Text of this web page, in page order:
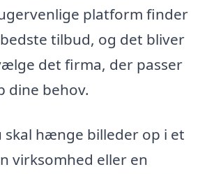
platform finder
tilbud, og det bliver
det firma, der passer
dine behov.
skal hænge billeder op i et
virksomhed eller en